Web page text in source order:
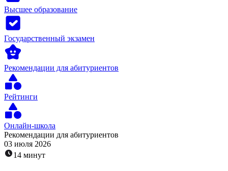
Высшее образование
Государственный экзамен
Рекомендации для абитуриентов
Рейтинги
Онлайн-школа
Рекомендации для абитуриентов
03 июля 2026
14 минут